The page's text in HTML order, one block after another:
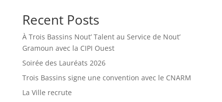
Recent Posts
À Trois Bassins Nout’ Talent au Service de Nout’
Gramoun avec la CIPI Ouest
Soirée des Lauréats 2026
Trois Bassins signe une convention avec le CNARM
La Ville recrute